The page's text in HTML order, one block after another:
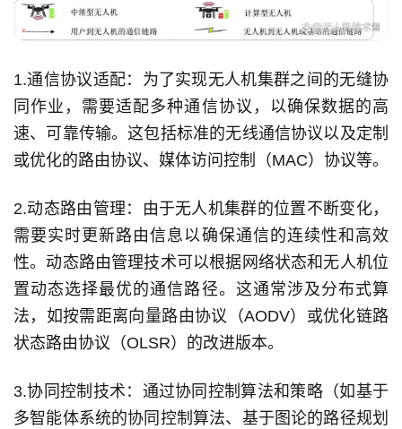
1.通信协议适配：为了实现无人机集群之间的无缝协
同作业，需要适配多种通信协议，以确保数据的高
速、可靠传输。这包括标准的无线通信协议以及定制
或优化的路由协议、媒体访问控制（MAC）协议等。
2.动态路由管理：由于无人机集群的位置不断变化，
需要实时更新路由信息以确保通信的连续性和高效
性。动态路由管理技术可以根据网络状态和无人机位
置动态选择最优的通信路径。这通常涉及分布式算
法，如按需距离向量路由协议（AODV）或优化链路
状态路由协议（OLSR）的改进版本。
3.协同控制技术：通过协同控制算法和策略（如基于
多智能体系统的协同控制算法、基于图论的路径规划